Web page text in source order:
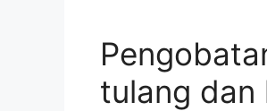
i
e
s
tulang dan